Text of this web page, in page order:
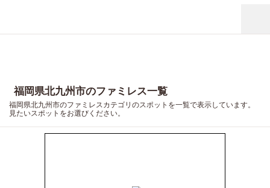
福岡県北九州市のファミレス一覧
福岡県北九州市のファミレスカテゴリのスポットを一覧で表示しています。
見たいスポットをお選びください。